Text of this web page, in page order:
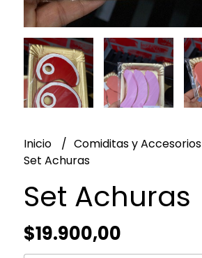
Inicio
Comiditas y Accesorios
Set Achuras
Set Achuras
$19.900,00